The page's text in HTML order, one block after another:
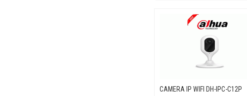
CAMERA IP WIFI DH-IPC-C12P